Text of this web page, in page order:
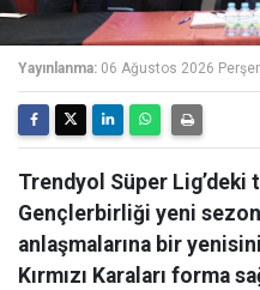
Yayınlanma: 06 Ağustos 2026
Trendyol Süper
Gençlerbirliği yeni
anlaşmalarına bir
Kırmızı Karaları forma